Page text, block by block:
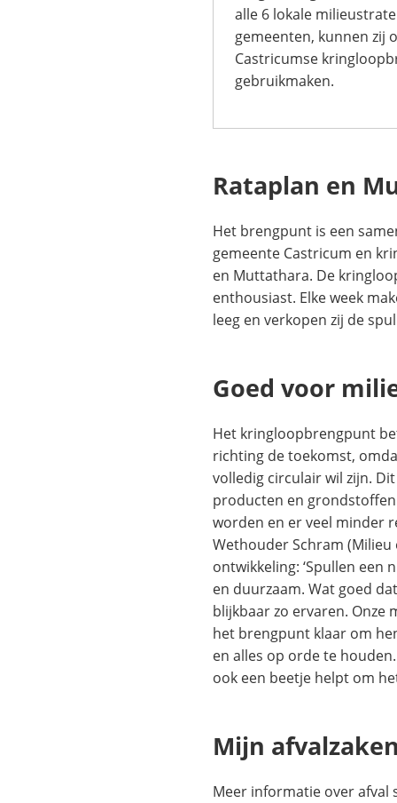
alle 6 lokale
gemeenten, kunnen zij
Castricumse
gebruikmaken.
Rataplan en
Het brengpunt is een
gemeente Castricum en
en Muttathara. De
enthousiast. Elke week
leeg en verkopen zij de
Goed voor
Het kringloopbrengpunt
richting de toekomst,
volledig circulair wil zijn.
producten en
worden en er veel minder
Wethouder Schram (Milieu
ontwikkeling: ‘Spullen een
en duurzaam. Wat goed
blijkbaar zo ervaren. Onze
het brengpunt klaar om
en alles op orde te
ook een beetje helpt om
Mijn
Meer informatie over afval